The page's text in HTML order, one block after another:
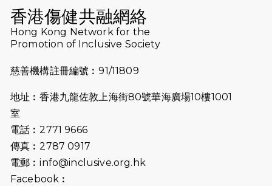
Run 2025
2025-08-07 諾德 x 猛龍慈善共融音樂夜2025
🌟
2025-06-15
會及愛。匯聚商龍會支持！
2025-06-09
《猛龍傳之誰怕誰》電影欣賞 - 感謝
香港傷健共融網絡
Hong Kong Network for the
Promotion of Inclusive Society
慈善機構註冊編號︰91/11809
地址︰香港九龍佐敦上海街80號華海廣場10樓1001
室
電話︰2771 9666
傳真︰2787 0917
電郵︰info@inclusive.org.hk
Facebook︰